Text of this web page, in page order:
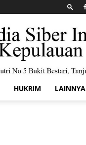
HUKRIM LAINNYA